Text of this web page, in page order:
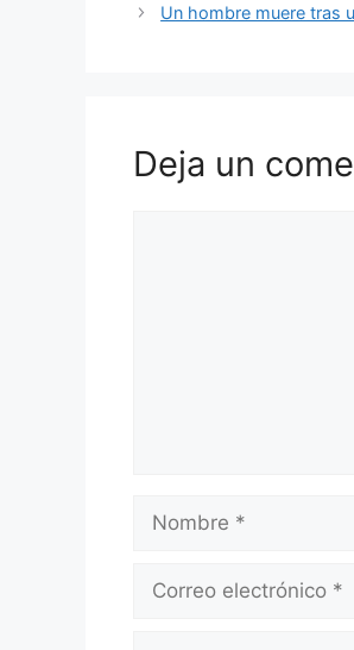
Un hombre muere tras
Deja un
electrónico